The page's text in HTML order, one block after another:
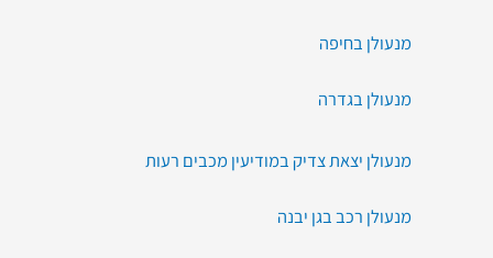
מנעולן בחיפה
מנעולן בגדרה
מנעולן יצאת צדיק במודיעין מכבים רעות
מנעולן רכב בגן יבנה